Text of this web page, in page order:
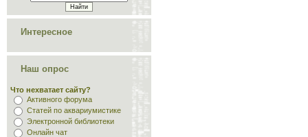
Интересное
Наш опрос
Что нехватает сайту?
Активного форума
Статей по аквариумистике
Электронной библиотеки
Онлайн чат